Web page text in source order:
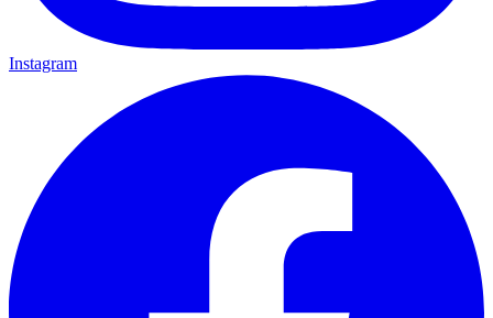
Instagram